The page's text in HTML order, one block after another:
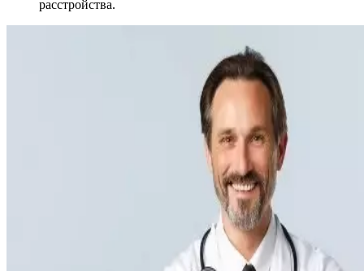
расстройства.